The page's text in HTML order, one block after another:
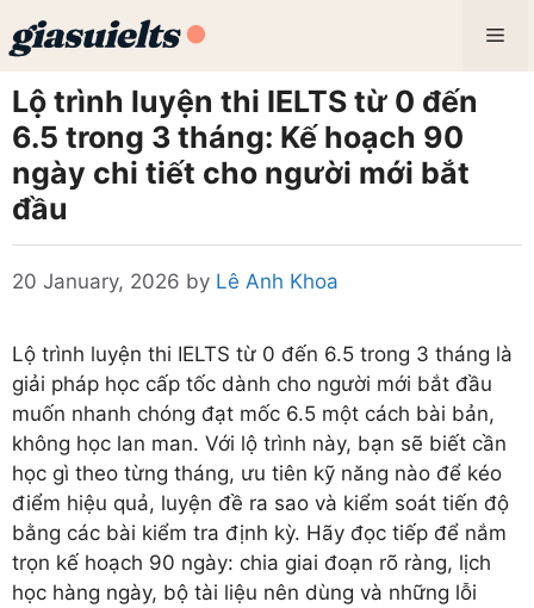
to
content
Lộ trình luyện thi IELTS từ 0 đến
6.5 trong 3 tháng: Kế hoạch 90
ngày chi tiết cho người mới bắt
đầu
20 January, 2026 by Lê Anh Khoa
Lộ trình luyện thi IELTS từ 0 đến 6.5 trong 3 tháng là
giải pháp học cấp tốc dành cho người mới bắt đầu
muốn nhanh chóng đạt mốc 6.5 một cách bài bản,
không học lan man. Với lộ trình này, bạn sẽ biết cần
học gì theo từng tháng, ưu tiên kỹ năng nào để kéo
điểm hiệu quả, luyện đề ra sao và kiểm soát tiến độ
bằng các bài kiểm tra định kỳ. Hãy đọc tiếp để nắm
trọn kế hoạch 90 ngày: chia giai đoạn rõ ràng, lịch
học hàng ngày, bộ tài liệu nên dùng và những lỗi